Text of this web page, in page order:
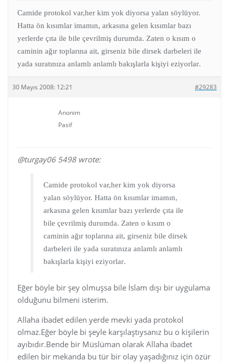
Camide protokol var,her kim yok diyorsa yalan söylüyor.
Hatta ön kısımlar imamın, arkasına gelen kısımlar bazı
yerlerde çıta ile bile çevrilmiş durumda. Zaten o kısım o
caminin ağır toplarına ait, girseniz bile dirsek darbeleri ile
yada suratınıza anlamlı anlamlı bakışlarla kişiyi eziyorlar.
30 Mayıs 2008: 12:21 #29283
Anonim
Pasif
@turgay06 5498 wrote:
Camide protokol var,her kim yok diyorsa
yalan söylüyor. Hatta ön kısımlar imamın,
arkasına gelen kısımlar bazı yerlerde çıta ile
bile çevrilmiş durumda. Zaten o kısım o
caminin ağır toplarına ait, girseniz bile dirsek
darbeleri ile yada suratınıza anlamlı anlamlı
bakışlarla kişiyi eziyorlar.
Eğer böyle bir şey olmuşsa bile İslam dışı bir uygulama
olduğunu bilmeni isterim.
Allaha ibadet edilen yerde mevki yada protokol
olmaz.Eğer böyle bi şeyle karşılaştıysanız bu o kişilerin
ayıbıdır.Bende bir Müslüman olarak Allaha ibadet
edilen bir mekanda bu tür bir olay yaşadığınız için özür